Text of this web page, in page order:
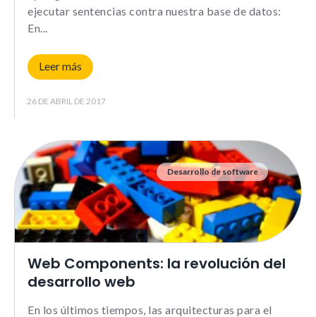
ejecutar sentencias contra nuestra base de datos:
En
Leer más
26 DE ABRIL DE 2017
Desarrollo de software
Web Components: la revolución del
desarrollo web
En los últimos tiempos, las arquitecturas para el